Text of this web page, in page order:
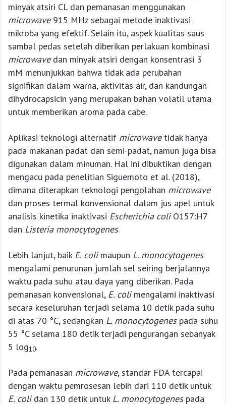
minyak atsiri CL dan pemanasan menggunakan
microwave915 MHz sebagai metode inaktivasi
mikroba yang efektif. Selain itu, aspek kualitas saus
sambal pedas setelah diberikan perlakuan kombinasi
microwavedan minyak atsiri dengan konsentrasi 3
mM menunjukkan bahwa tidak ada perubahan
signifikan dalam warna, aktivitas air, dan kandungan
dihydrocapsicin yang merupakan bahan volatil utama
untuk memberikan aroma pada cabe.
Aplikasi teknologi alternatif microwavetidak hanya
pada makanan padat dan semi-padat, namun juga bisa
digunakan dalam minuman. Hal ini dibuktikan dengan
mengacu pada penelitian Siguemoto et al. (2018),
dimana diterapkan teknologi pengolahan microwave
dan proses termal konvensional dalam jus apel untuk
analisis kinetika inaktivasi Escherichia coliO157:H7
dan Listeria monocytogenes.
Lebih lanjut, baik E. colimaupun L. monocytogenes
mengalami penurunan jumlah sel seiring berjalannya
waktu pada suhu atau daya yang diberikan. Pada
pemanasan konvensional, E. colimengalami inaktivasi
secara keseluruhan terjadi selama 10 detik pada suhu
di atas 70 °C, sedangkan L. monocytogenespada suhu
55 °C selama 180 detik terjadi pengurangan sebanyak
5 log10.
Pada pemanasan microwave, standar FDA tercapai
dengan waktu pemrosesan lebih dari 110 detik untuk
E. colidan 130 detik untuk L. monocytogenespada